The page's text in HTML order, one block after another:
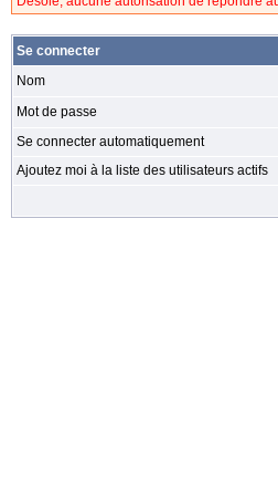
Se connecter
Nom
Mot de passe
Se connecter automatiquement
Ajoutez moi à la liste des utilisateurs actifs